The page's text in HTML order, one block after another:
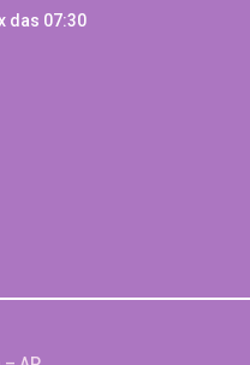
das 07:30